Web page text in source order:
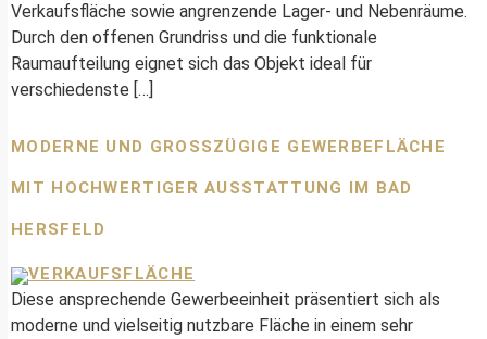
Verkaufsfläche sowie angrenzende Lager- und Nebenräume.
Durch den offenen Grundriss und die funktionale
Raumaufteilung eignet sich das Objekt ideal für
verschiedenste […]
MODERNE UND GROSSZÜGIGE GEWERBEFLÄCHE M
IT HOCHWERTIGER AUSSTATTUNG IM BAD H
ERSFELD
Diese ansprechende Gewerbeeinheit präsentiert sich als
moderne und vielseitig nutzbare Fläche in einem sehr